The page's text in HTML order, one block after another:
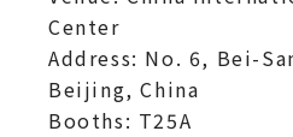
Center
Address: No. 6, Bei-
Beijing, China
Booths: T25A